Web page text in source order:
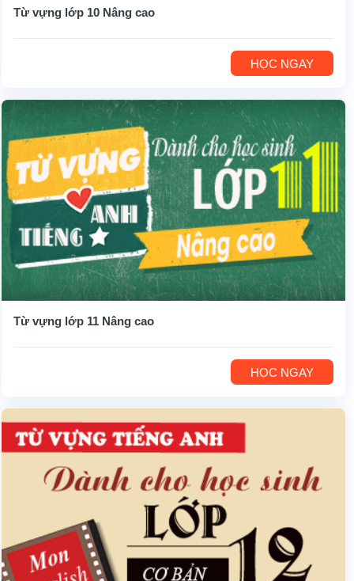
Từ vựng lớp 10 Nâng cao
HỌC NGAY
Từ vựng lớp 11 Nâng cao
HỌC NGAY